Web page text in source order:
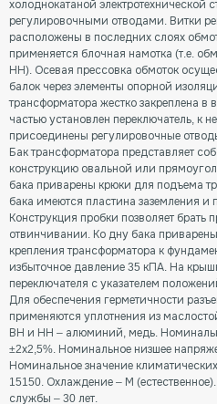
холоднокатаной
регулировочными отводами. Витки
расположены в последних слоях
применяется блочная намотка (т.е.
НН). Осевая прессовка обмоток
балок через элементы опорной
трансформатора жестко закреплена в
частью установлен переключатель, к
присоединены регулировочные
Бак трансформатора представляет
конструкцию овальной или
бака приварены крюки для подъема
бака имеются пластина заземления
Конструкция пробки позволяет
отвинчивании. Ко дну бака
крепления трансформатора к
избыточное давление 35 кПА. На
переключателя с указателем
Для обеспечения герметичности
применяются уплотнения из
ВН и НН – алюминий, медь.
±2х2,5%. Номинальное низшее
Номинальное значение
15150. Охлаждение – М
службы – 30 лет.